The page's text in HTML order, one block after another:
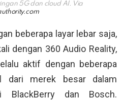
5G dan cloud AI. Via
beberapa layar lebar saja,
dengan 360 Audio Reality,
aktif dengan beberapa
dari merek besar dalam
BlackBerry dan Bosch.